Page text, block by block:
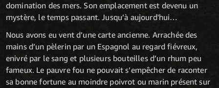
domination des mers. Son emplacement est devenu un
mystère, le temps passant. Jusqu’à aujourd'hui…
Nous avons eu vent d’une carte ancienne. Arrachée des
mains d’un pèlerin par un Espagnol au regard fiévreux,
enivré par le sang et plusieurs bouteilles d’un rhum peu
fameux. Le pauvre fou ne pouvait s’empêcher de raconter
sa bonne fortune au moindre poivrot ou marin présent sur